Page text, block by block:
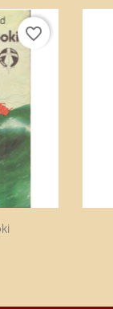
favorite_border